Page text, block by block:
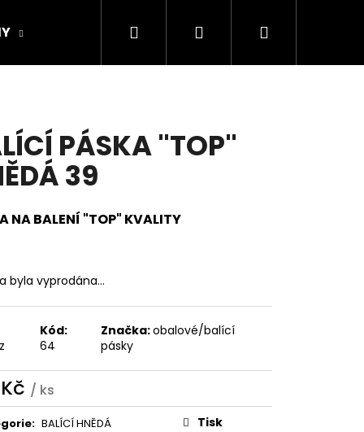
GAFFA PÁSKA GAFFA PÁSKA - KARTON
Hledat PřihlášeníNákupní
PÁSKA "TOP"
39
NA BALENÍ "TOP" KVALITY
byla vyprodána…
Kód:
64
Značka:obalové/balící
pásky
/ ks
: BALÍCÍ HNĚDÁ
Tisk
Následující